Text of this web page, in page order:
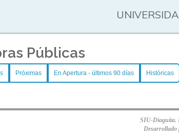
Públicas
Próximas En Apertura - últimos 90 días Históricas
SIU-Diaguita.
Desarrollado